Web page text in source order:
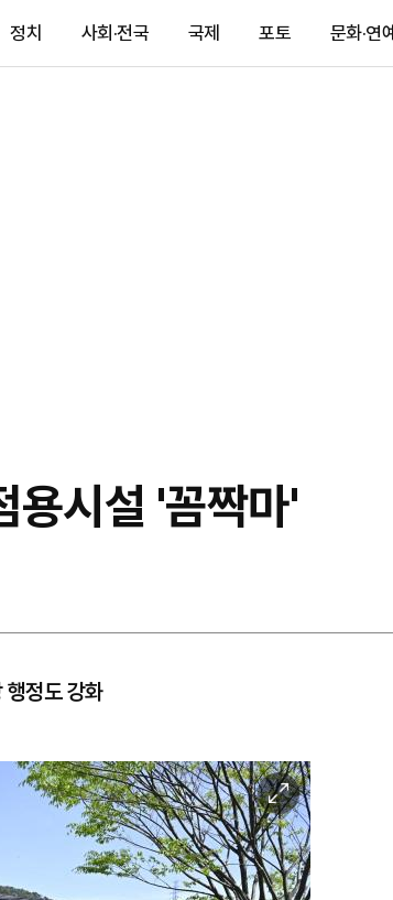
정치 사회·전국 국제 포토 문화·연예
용시설 '꼼짝마'
정도 강화
이
미
지
확